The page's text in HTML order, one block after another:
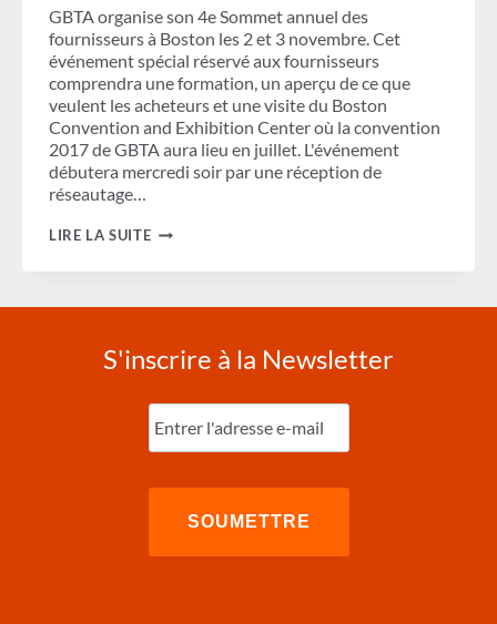
GBTA organise son 4e Sommet annuel des
fournisseurs à Boston les 2 et 3 novembre. Cet
événement spécial réservé aux fournisseurs
comprendra une formation, un aperçu de ce que
veulent les acheteurs et une visite du Boston
Convention and Exhibition Center où la convention
2017 de GBTA aura lieu en juillet. L'événement
débutera mercredi soir par une réception de
réseautage…
LIRE LA SUITELE
LE
TERRAIN
LE
SUCCÈS
S'inscrire à la Newsletter
Entrez
l'e-
mail